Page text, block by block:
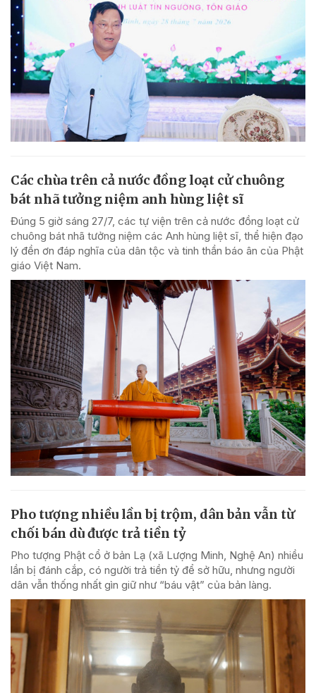
Các chùa trên cả nước đồng loạt cử chuông
bát nhã tưởng niệm anh hùng liệt sĩ
Đúng 5 giờ sáng 27/7, các tự viện trên cả nước đồng loạt cử
chuông bát nhã tưởng niệm các Anh hùng liệt sĩ, thể hiện đạo
lý đền ơn đáp nghĩa của dân tộc và tinh thần báo ân của Phật
giáo Việt Nam.
Pho tượng nhiều lần bị trộm, dân bản vẫn từ
chối bán dù được trả tiền tỷ
Pho tượng Phật cổ ở bản Lạ (xã Lượng Minh, Nghệ An) nhiều
lần bị đánh cắp, có người trả tiền tỷ để sở hữu, nhưng người
dân vẫn thống nhất gìn giữ như “báu vật” của bản làng.